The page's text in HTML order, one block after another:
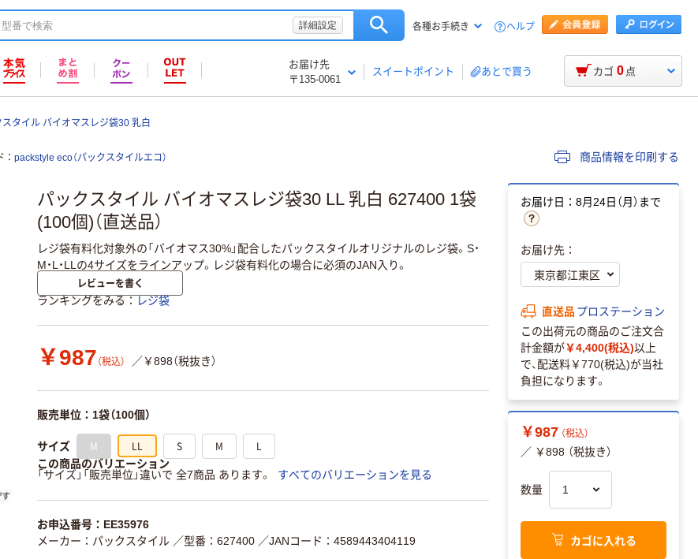
詳細設定 各種お手続き ヘルプ
お届け先
〒135-0061
スイートポイント あとで買う カゴ 0 点
スタイル バイオマスレジ袋30 乳白
packstyle eco（パックスタイルエコ） 商品情報を印刷する
パックスタイル バイオマスレジ袋30 LL 乳白 627400 1袋
(100個)（直送品）
レジ袋有料化対象外の「バイオマス30%」配合したパックスタイルオリジナルのレジ袋。S・
M・L・LLの4サイズをラインアップ。レジ袋有料化の場合に必須のJAN入り。
レビューを書く
ランキングをみる レジ袋
￥987 （税込） ／￥898（税抜き）
販売単位：1袋（100個）
サイズ M LL S M L
この商品のバリエーション
「サイズ」「販売単位」違いで 全7商品 あります。
すべてのバリエーションを見る
お申込番号：EE35976
メーカー：パックスタイル ／型番：627400 ／JANコード：4589443404119
お届け日：8月24日（月）まで
お届け先：
直送品 プロステーション
この出荷元の商品のご注文合
計金額が￥4,400(税込)以上
で、配送料￥770(税込)が当社
負担になります。
￥987 （税込）
／ ￥898 （税抜き）
数量
カゴに入れる